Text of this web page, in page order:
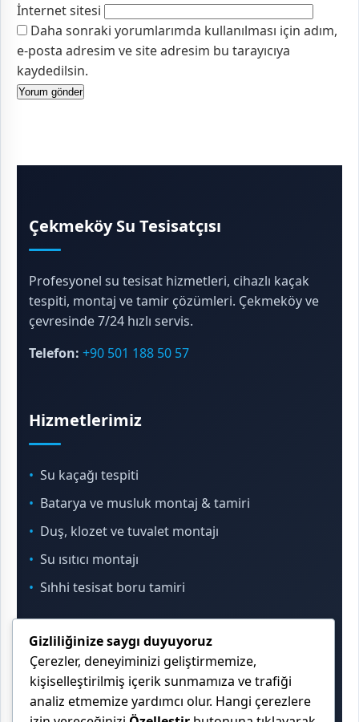
İnternet sitesi
Daha sonraki yorumlarımda kullanılması için adım,
e-posta adresim ve site adresim bu tarayıcıya
kaydedilsin.
Çekmeköy Su Tesisatçısı
Profesyonel su tesisat hizmetleri, cihazlı kaçak
tespiti, montaj ve tamir çözümleri. Çekmeköy ve
çevresinde 7/24 hızlı servis.
Telefon: +90 501 188 50 57
Hizmetlerimiz
Su kaçağı tespiti
Batarya ve musluk montaj & tamiri
Duş, klozet ve tuvalet montajı
Su ısıtıcı montajı
Sıhhi tesisat boru tamiri
İletişim & Konum
Çekmeköy, Sancaktepe, Ümraniye ve İstanbul
Gizliliğinize saygı duyuyoruz
Çerezler, deneyiminizi geliştirmemize,
kişiselleştirilmiş içerik sunmamıza ve trafiği
analiz etmemize yardımcı olur. Hangi çerezlere